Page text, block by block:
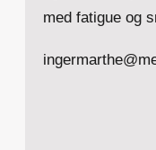
med fatigue og